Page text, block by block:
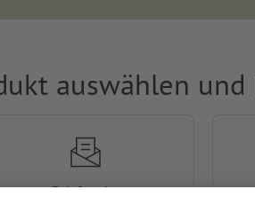
auswählen und
Briefpapier